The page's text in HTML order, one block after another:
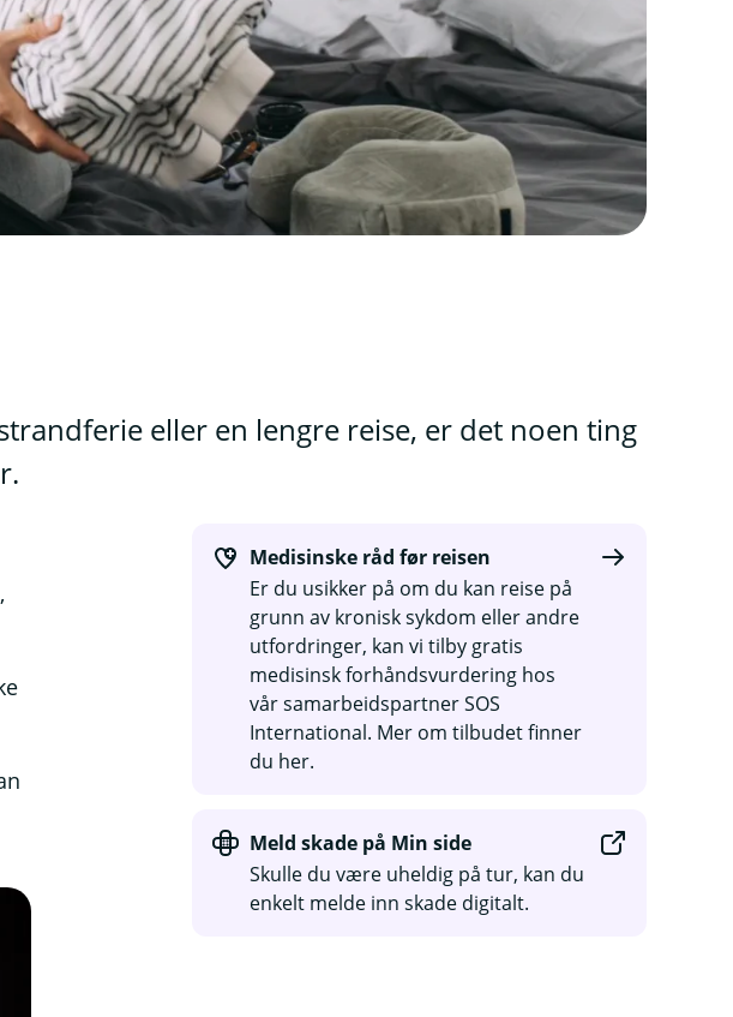
eller en lengre reise, er det noen ting
Medisinske råd før reisen
Er du usikker på om du kan reise på
grunn av kronisk sykdom eller andre
utfordringer, kan vi tilby gratis
medisinsk forhåndsvurdering hos
vår samarbeidspartner SOS
International. Mer om tilbudet finner
du her.
Meld skade på Min side
Skulle du være uheldig på tur, kan du
enkelt melde inn skade digitalt.